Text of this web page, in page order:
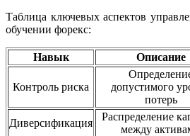
Таблица ключевых аспектов
обучении форекс:
Навык Описание
Контроль риска
допустимого
потерь
Диверсификация
Распределение
между